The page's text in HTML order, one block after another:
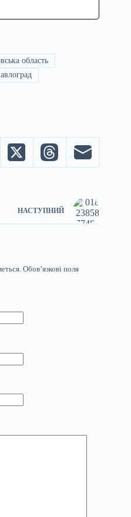
область
НАСТУПНИЙ
Обов’язкові поля